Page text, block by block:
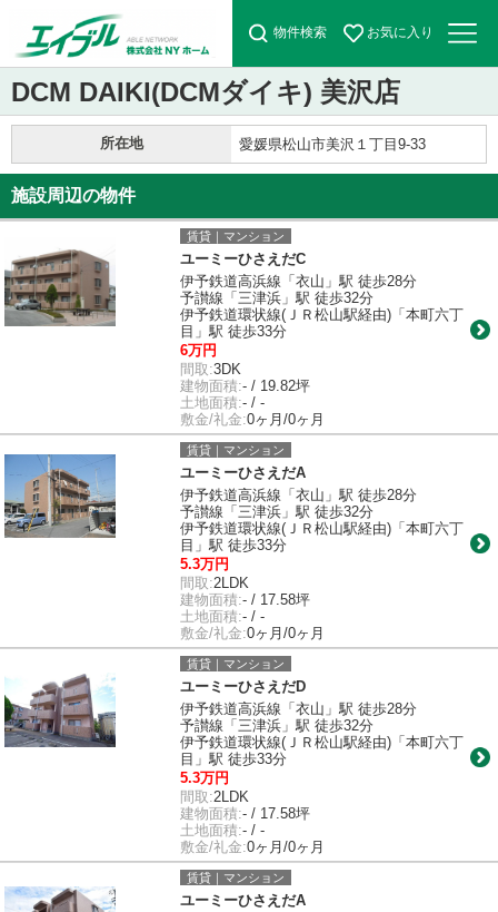
物件検索 お気に入り
DCM DAIKI(DCMダイキ) 美沢店
所在地 愛媛県松山市美沢１丁目9-33
施設周辺の物件
賃貸｜マンション
ユーミーひさえだC
伊予鉄道高浜線「衣山」駅 徒歩28分
予讃線「三津浜」駅 徒歩32分
伊予鉄道環状線(ＪＲ松山駅経由)「本町六丁
目」駅 徒歩33分
6万円
間取:3DK
建物面積:- / 19.82坪
土地面積:- / -
敷金/礼金:0ヶ月/0ヶ月
賃貸｜マンション
ユーミーひさえだA
伊予鉄道高浜線「衣山」駅 徒歩28分
予讃線「三津浜」駅 徒歩32分
伊予鉄道環状線(ＪＲ松山駅経由)「本町六丁
目」駅 徒歩33分
5.3万円
間取:2LDK
建物面積:- / 17.58坪
土地面積:- / -
敷金/礼金:0ヶ月/0ヶ月
賃貸｜マンション
ユーミーひさえだD
伊予鉄道高浜線「衣山」駅 徒歩28分
予讃線「三津浜」駅 徒歩32分
伊予鉄道環状線(ＪＲ松山駅経由)「本町六丁
目」駅 徒歩33分
5.3万円
間取:2LDK
建物面積:- / 17.58坪
土地面積:- / -
敷金/礼金:0ヶ月/0ヶ月
賃貸｜マンション
ユーミーひさえだA